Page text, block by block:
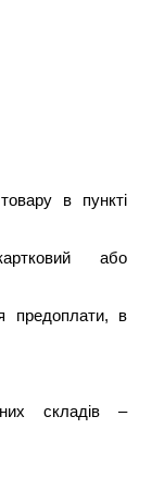
в пункті
або
предоплати, в
складів –